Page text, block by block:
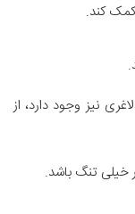
کند.
نیز وجود دارد، از
خیلی تنگ باشد.